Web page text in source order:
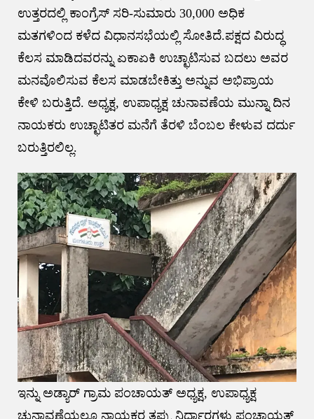
ಉತ್ತರದಲ್ಲಿ ಕಾಂಗ್ರೆಸ್ ಸರಿ-ಸುಮಾರು 30,000 ಅಧಿಕ
ಮತಗಳಿಂದ ಕಳೆದ ವಿಧಾನಸಭೆಯಲ್ಲಿ ಸೋತಿದೆ.ಪಕ್ಷದ ವಿರುದ್ಧ
ಕೆಲಸ ಮಾಡಿದವರನ್ನು ಏಕಾಏಕಿ ಉಚ್ಛಾಟಿಸುವ ಬದಲು ಅವರ
ಮನವೊಲಿಸುವ ಕೆಲಸ ಮಾಡಬೇಕಿತ್ತು ಅನ್ನುವ ಅಭಿಪ್ರಾಯ
ಕೇಳಿ ಬರುತ್ತಿದೆ. ಅಧ್ಯಕ್ಷ, ಉಪಾಧ್ಯಕ್ಷ ಚುನಾವಣೆಯ ಮುನ್ನಾ ದಿನ
ನಾಯಕರು ಉಚ್ಛಾಟಿತರ ಮನೆಗೆ ತೆರಳಿ ಬೆಂಬಲ ಕೇಳುವ ದರ್ದು
ಬರುತ್ತಿರಲಿಲ್ಲ.
ಇನ್ನು ಅಡ್ಯಾರ್ ಗ್ರಾಮ ಪಂಚಾಯತ್ ಅಧ್ಯಕ್ಷ, ಉಪಾಧ್ಯಕ್ಷ
ಚುನಾವಣೆಯಲ್ಲೂ ನಾಯಕರ ತಪ್ಪು ನಿರ್ಧಾರಗಳು ಪಂಚಾಯತ್